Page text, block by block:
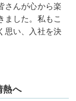
さんが心から楽
ました。私もこ
思い、入社を決
熱へ